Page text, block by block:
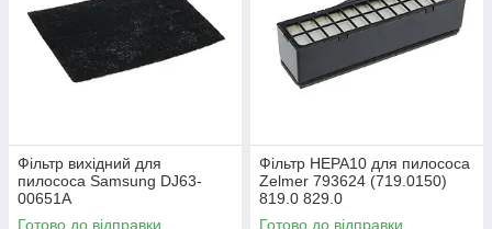
Фільтр вихідний для
пилососа Samsung DJ63-
00651A
Готово до відправки
Фільтр HEPA10 для пилососа
Zelmer 793624 (719.0150)
819.0 829.0
Готово до відправки